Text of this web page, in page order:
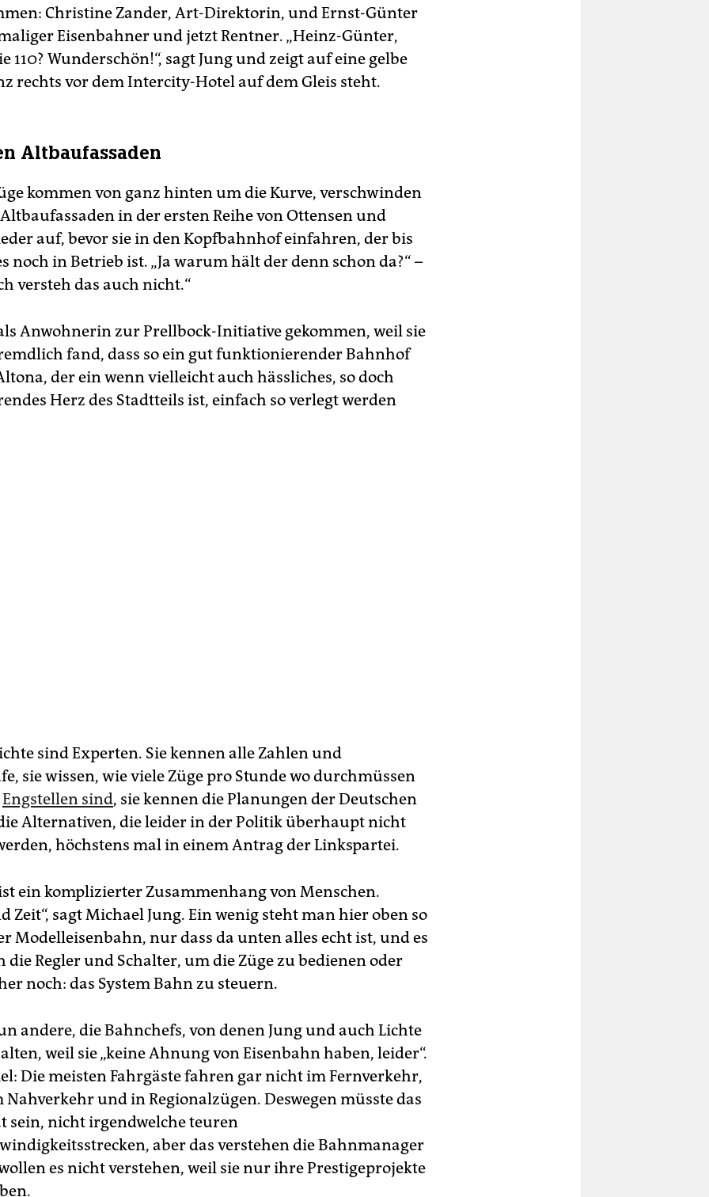
Christine Zander, Art-Direktorin, und Ernst-Günter
Eisenbahner und jetzt Rentner. „Heinz-Günter,
110? Wunderschön!“, sagt Jung und zeigt auf eine gelbe
rechts vor dem Intercity-Hotel auf dem Gleis steht.
Altbaufassaden
kommen von ganz hinten um die Kurve, verschwinden
in der ersten Reihe von Ottensen und
auf, bevor sie in den Kopfbahnhof einfahren, der bis
noch in Betrieb ist. „Ja warum hält der denn schon da?“ –
versteh das auch nicht.“
Anwohnerin zur Prellbock-Initiative gekommen, weil sie
fand, dass so ein gut funktionierender Bahnhof
der ein wenn vielleicht auch hässliches, so doch
Herz des Stadtteils ist, einfach so verlegt werden
sind Experten. Sie kennen alle Zahlen und
sie wissen, wie viele Züge pro Stunde wo durchmüssen
Engstellen sind, sie kennen die Planungen der Deutschen
Alternativen, die leider in der Politik überhaupt nicht
höchstens mal in einem Antrag der Linkspartei.
ein komplizierter Zusammenhang von Menschen.
Zeit“, sagt Michael Jung. Ein wenig steht man hier oben so
Modelleisenbahn, nur dass da unten alles echt ist, und es
die Regler und Schalter, um die Züge zu bedienen oder
noch: das System Bahn zu steuern.
andere, die Bahnchefs, von denen Jung und auch Lichte
weil sie „keine Ahnung von Eisenbahn haben, leider“.
Die meisten Fahrgäste fahren gar nicht im Fernverkehr,
und in Regionalzügen. Deswegen müsste das
sein, nicht irgendwelche teuren
aber das verstehen die Bahnmanager
es nicht verstehen, weil sie nur ihre Prestigeprojekte